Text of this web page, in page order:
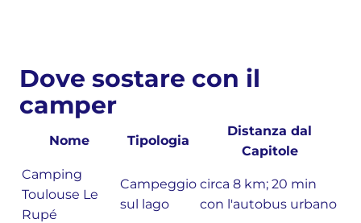
Dove sostare con il
camper
Nome Tipologia
Distanza dal
Capitole
Camping
Toulouse Le
Rupé
Campeggio
sul lago
circa 8 km; 20 min
con l'autobus urbano